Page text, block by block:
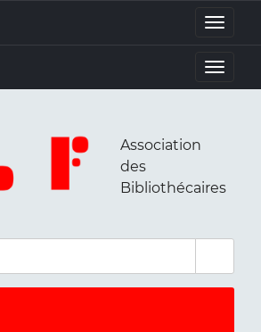
Toggle
Toggle
Association
des
Bibliothécaires